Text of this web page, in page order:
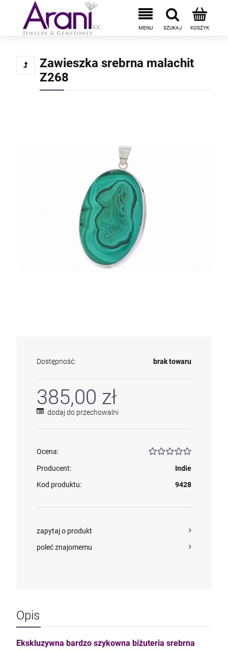
Zawieszka srebrna malachit
Z268
Dostępność: brak towaru
385,00 zł
dodaj do przechowalni
Ocena:
Producent:
Indie
Kod produktu:
9428
zapytaj o produkt
poleć znajomemu
Opis
Ekskluzywna bardzo szykowna biżuteria srebrna